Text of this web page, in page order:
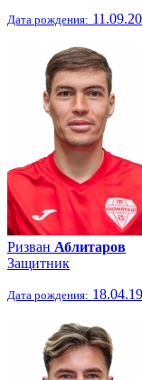
Дата рождения:
Ризван Аблитаров
Защитник
Дата рождения: